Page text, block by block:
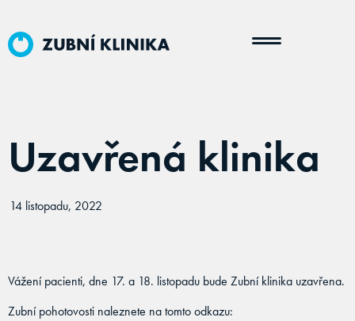
Uzavřená klinika
14 listopadu, 2022
Vážení pacienti, dne 17. a 18. listopadu bude Zubní klinika uzavřena.
Zubní pohotovosti naleznete na tomto odkazu: